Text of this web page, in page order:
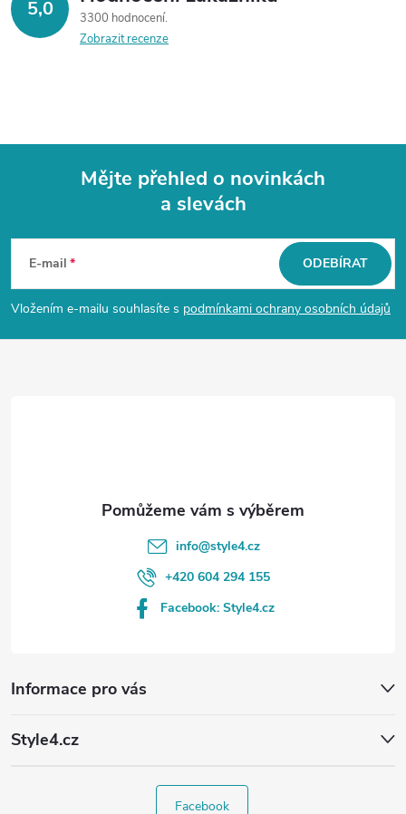
5,0
3300 hodnocení
Zobrazit recenze
p
Mějte přehled o novinkách
a slevách
E-mail
Vložením e-mailu souhlasíte s podmínkami ochrany osobních údajů
ODEBÍRAT
Informace pro vás
Style4.cz
info@style4.cz
+420 604 294 155
Facebook: Style4.cz
Facebook